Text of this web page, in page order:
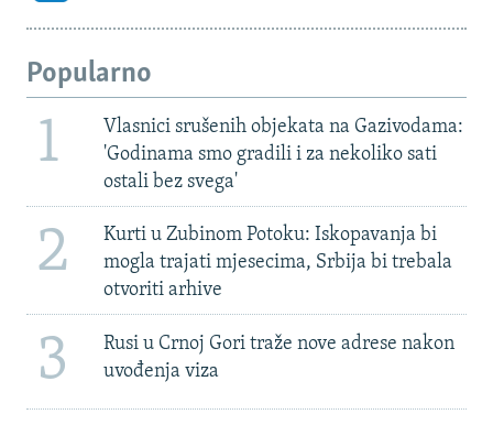
Popularno
1
Vlasnici srušenih objekata na Gazivodama:
'Godinama smo gradili i za nekoliko sati
ostali bez svega'
2
Kurti u Zubinom Potoku: Iskopavanja bi
mogla trajati mjesecima, Srbija bi trebala
otvoriti arhive
3
Rusi u Crnoj Gori traže nove adrese nakon
uvođenja viza